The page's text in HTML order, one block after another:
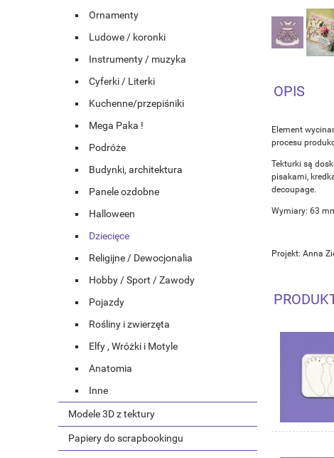
Ornamenty
Ludowe / koronki
Instrumenty / muzyka
Cyferki / Literki
Kuchenne/przepiśniki
Mega Paka !
Podróże
Budynki, architektura
Panele ozdobne
Halloween
Dziecięce
Religijne / Dewocjonalia
Hobby / Sport / Zawody
Pojazdy
Rośliny i zwierzęta
Elfy , Wróżki i Motyle
Anatomia
Inne
Modele 3D z tektury
Papiery do scrapbookingu
OPIS
Element
procesu
Tekturki są
pisakami,
decoupage.
Wymiary: 63
Projekt: Anna